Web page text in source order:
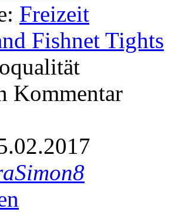
Freizeit
Fishnet Tights
Kommentar